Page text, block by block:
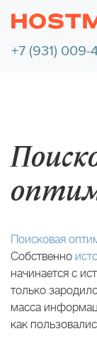
+7 (931) 009-
Поисковая
Собственно
начинается с
только
масса
как